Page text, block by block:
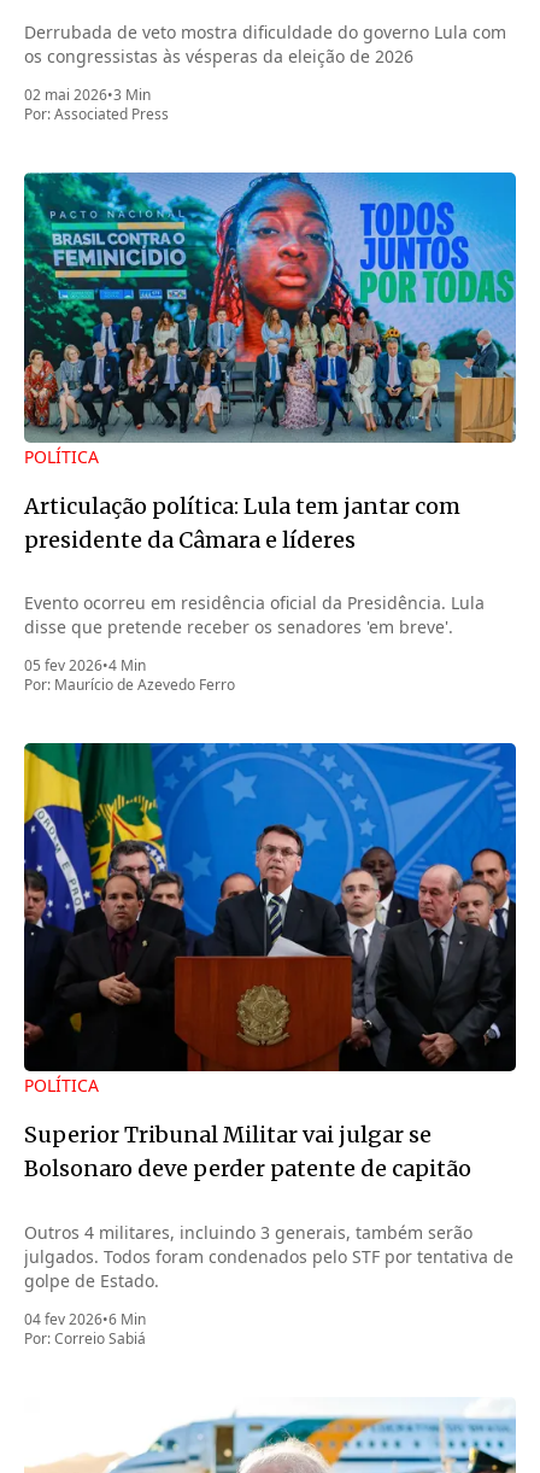
Derrubada de veto mostra dificuldade do governo Lula com
os congressistas às vésperas da eleição de 2026
02 mai 2026•3 Min
Por:Associated Press
POLÍTICA
Articulação política: Lula tem jantar com
presidente da Câmara e líderes
Evento ocorreu em residência oficial da Presidência. Lula
disse que pretende receber os senadores 'em breve'.
05 fev 2026•4 Min
Por: Maurício de Azevedo Ferro
POLÍTICA
Superior Tribunal Militar vai julgar se
Bolsonaro deve perder patente de capitão
Outros 4 militares, incluindo 3 generais, também serão
julgados. Todos foram condenados pelo STF por tentativa de
golpe de Estado.
04 fev 2026•6 Min
Por:Correio Sabiá